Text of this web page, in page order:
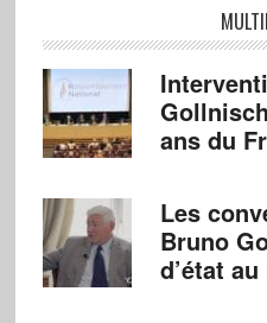
ans du
Les
Bruno
d’état